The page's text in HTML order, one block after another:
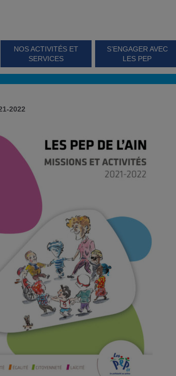
NOS ACTIVITÉS ET
SERVICES
S’ENGAGER AVEC
LES PEP
2022